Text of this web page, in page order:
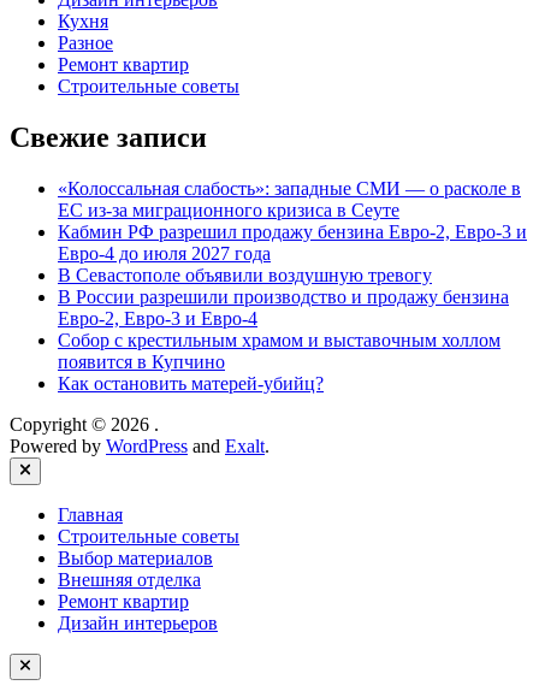
Кухня
Разное
Ремонт квартир
Строительные советы
Свежие записи
«Колоссальная слабость»: западные СМИ — о расколе в
ЕС из-за миграционного кризиса в Сеуте
Кабмин РФ разрешил продажу бензина Евро-2, Евро-3 и
Евро-4 до июля 2027 года
В Севастополе объявили воздушную тревогу
В России разрешили производство и продажу бензина
Евро-2, Евро-3 и Евро-4
Собор с крестильным храмом и выставочным холлом
появится в Купчино
Как остановить матерей-убийц?
Copyright © 2026 .
Powered by WordPress and Exalt.
Close
Главная
Строительные советы
Выбор материалов
Внешняя отделка
Ремонт квартир
Дизайн интерьеров